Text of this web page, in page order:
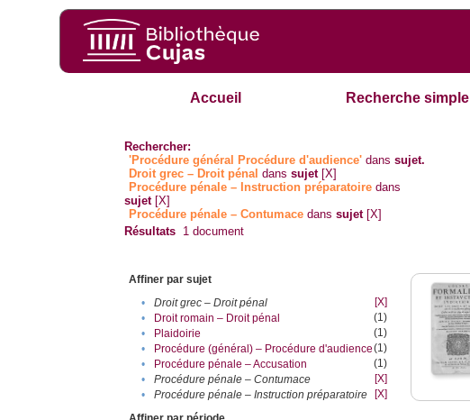
Accueil Recherche simple
Rechercher:
'Procédure général Procédure d'audience' danssujet.
Droit grec – Droit pénal danssujet [X]
Procédure pénale – Instruction préparatoire dans
sujet [X]
Procédure pénale – Contumace danssujet [X]
Résultats 1 document
Affiner par sujet
•
Droit grec – Droit pénal
[X]
•
Droit romain – Droit pénal
(1)
•
Plaidoirie
(1)
•
Procédure (général) – Procédure d'audience(1)
•
Procédure pénale – Accusation
(1)
•
Procédure pénale – Contumace
[X]
•
Procédure pénale – Instruction préparatoire
[X]